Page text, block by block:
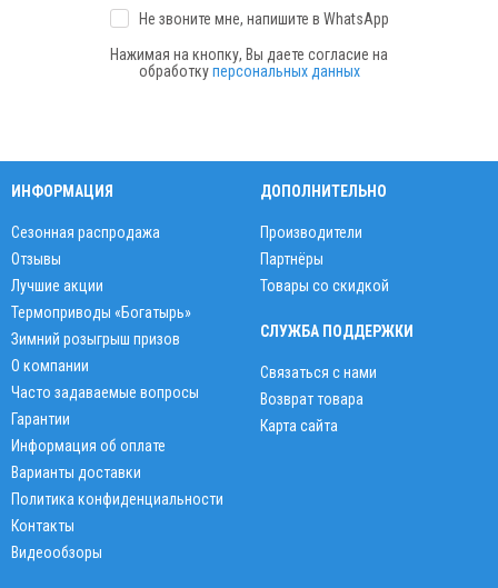
Не звоните мне, напишите в WhatsApp
Нажимая на кнопку, Вы даете согласие на
обработкуперсональных данных
ИНФОРМАЦИЯ
Сезонная распродажа
Отзывы
Лучшие акции
Термоприводы «Богатырь»
Зимний розыгрыш призов
О компании
Часто задаваемые вопросы
Гарантии
Информация об оплате
Варианты доставки
Политика конфиденциальности
Контакты
Видеообзоры
ДОПОЛНИТЕЛЬНО
Производители
Партнёры
Товары со скидкой
СЛУЖБА ПОДДЕРЖКИ
Связаться с нами
Возврат товара
Карта сайта